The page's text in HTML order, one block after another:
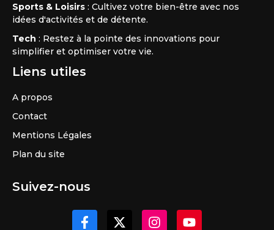
Sports & Loisirs : Cultivez votre bien-être avec nos
idées d'activités et de détente.
Tech : Restez à la pointe des innovations pour
simplifier et optimiser votre vie.
Liens utiles
A propos
Contact
Mentions Légales
Plan du site
Suivez-nous